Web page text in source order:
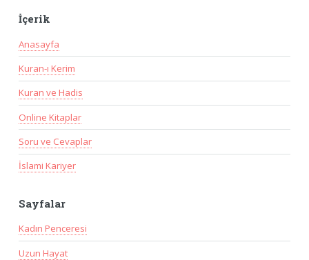
İçerik
Anasayfa
Kuran-ı Kerim
Kuran ve Hadis
Online Kitaplar
Soru ve Cevaplar
İslami Kariyer
Sayfalar
Kadın Penceresi
Uzun Hayat